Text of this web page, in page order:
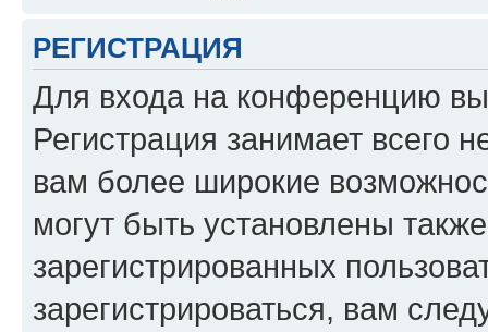
РЕГИСТРАЦИЯ
Для входа на конференцию
Регистрация занимает всего
вам более широкие
могут быть установлены
зарегистрированных
зарегистрироваться, вам